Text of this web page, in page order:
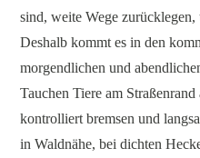
sind, weite Wege
Deshalb kommt es in den
morgendlichen und
Tauchen Tiere am
kontrolliert bremsen und
in Waldnähe, bei dichten